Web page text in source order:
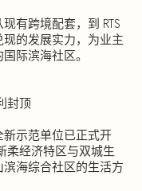
有跨境配套，到 RTS
的发展实力，为业主
际滨海社区。
封顶
示范单位已正式开
柔经济特区与双城生
海综合社区的生活方